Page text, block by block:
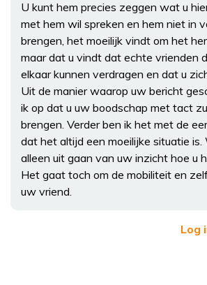
U kunt hem precies zeggen wat u
met hem wil spreken en hem niet in
brengen, het moeilijk vindt om het
maar dat u vindt dat echte vrienden
elkaar kunnen verdragen en dat u
Uit de manier waarop uw bericht
ik op dat u uw boodschap met tact
brengen. Verder ben ik het met de
dat het altijd een moeilijke situatie is.
alleen uit gaan van uw inzicht hoe u
Het gaat toch om de mobiliteit en
uw vriend.
Log